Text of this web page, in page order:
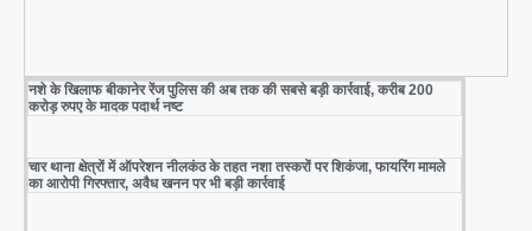
नशे के खिलाफ बीकानेर रेंज पुलिस की अब तक की सबसे बड़ी कार्रवाई, करीब 200
करोड़ रुपए के मादक पदार्थ नष्ट
चार थाना क्षेत्रों में ऑपरेशन नीलकंठ के तहत नशा तस्करों पर शिकंजा, फायरिंग मामले
का आरोपी गिरफ्तार, अवैध खनन पर भी बड़ी कार्रवाई